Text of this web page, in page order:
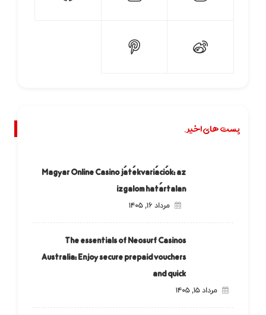
پست های اخیر.
Magyar Online Casino játékvariációk: az
izgalom határtalan
مرداد ۱۶, ۱۴۰۵
The essentials of Neosurf Casinos
Australia: Enjoy secure prepaid vouchers
and quick
مرداد ۱۵, ۱۴۰۵